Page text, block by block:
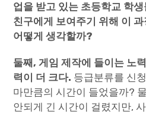
업을 받고 있는 초등학교 학
친구에게 보여주기 위해 이
어떻게 생각할까?
둘째, 게임 제작에 들이는 노
력이 더 크다. 등급분류를 신
마만큼의 시간이 들었을까?
안되게 긴 시간이 걸렸지만,